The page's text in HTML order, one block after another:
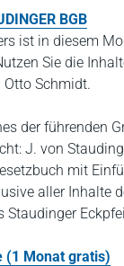
BGB
ist in diesem
Sie die
Schmidt.
der führenden
J. von
mit
aller Inhalte
Staudinger
(1 Monat gratis)